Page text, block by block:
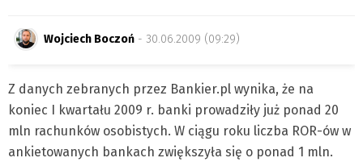
Wojciech Boczoń - 30.06.2009 (09:29)
Z danych zebranych przez Bankier.pl wynika, że na
koniec I kwartału 2009 r. banki prowadziły już ponad 20
mln rachunków osobistych. W ciągu roku liczba ROR-ów w
ankietowanych bankach zwiększyła się o ponad 1 mln.